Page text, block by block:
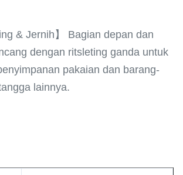
& Jernih】 Bagian depan dan
dengan ritsleting ganda untuk
pakaian dan barang-
lainnya.